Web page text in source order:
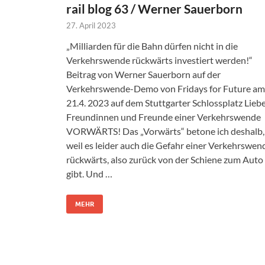
rail blog 63 / Werner Sauerborn
27. April 2023
„Milliarden für die Bahn dürfen nicht in die
Verkehrswende rückwärts investiert werden!“
Beitrag von Werner Sauerborn auf der
Verkehrswende-Demo von Fridays for Future am
21.4. 2023 auf dem Stuttgarter Schlossplatz
Freundinnen und Freunde einer Verkehrswende
VORWÄRTS! Das „Vorwärts“ betone ich deshalb,
weil es leider auch die Gefahr einer
rückwärts, also zurück von der Schiene zum Auto
gibt. Und …
MEHR